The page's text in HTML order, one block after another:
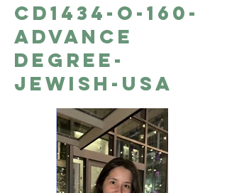
CD1434-O-160-
Advance
Degree-
Jewish-USA